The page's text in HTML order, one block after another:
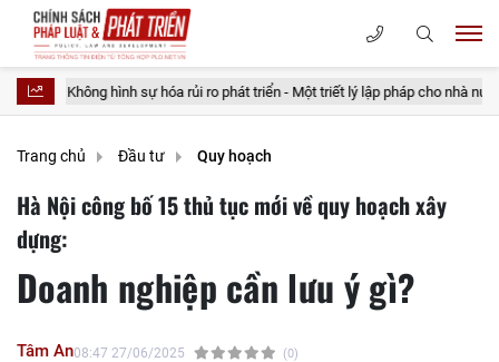
sự hóa rủi ro phát triển - Một triết lý lập pháp cho nhà nước kiến tạo
Trang chủ Đầu tư Quy hoạch
Hà Nội công bố 15 thủ tục mới về quy hoạch xây
dựng:
Doanh nghiệp cần lưu ý gì?
Tâm An08:47 27/06/2025 (0)